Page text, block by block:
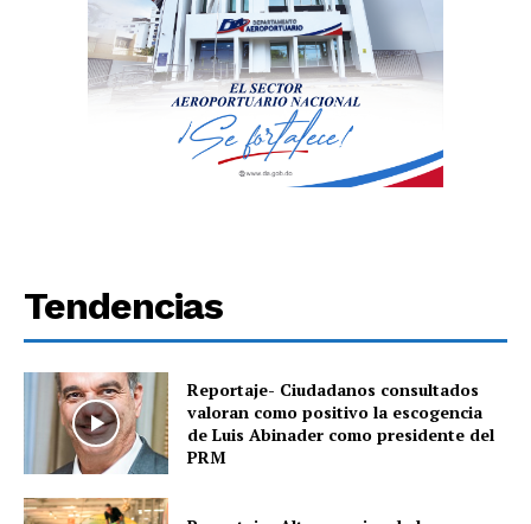
Tendencias
Reportaje- Ciudadanos consultados
valoran como positivo la escogencia
de Luis Abinader como presidente del
PRM